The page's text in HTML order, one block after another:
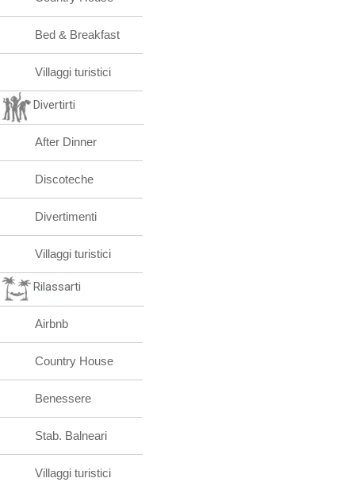
Bed & Breakfast
Villaggi turistici
Divertirti
After Dinner
Discoteche
Divertimenti
Villaggi turistici
Rilassarti
Airbnb
Country House
Benessere
Stab. Balneari
Villaggi turistici